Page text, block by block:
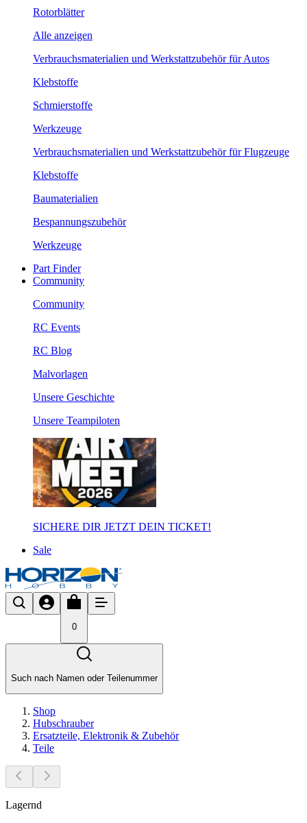
Rotorblätter
Alle anzeigen
Verbrauchsmaterialien und Werkstattzubehör für Autos
Klebstoffe
Schmierstoffe
Werkzeuge
Verbrauchsmaterialien und Werkstattzubehör für Flugzeuge
Klebstoffe
Baumaterialien
Bespannungszubehör
Werkzeuge
Part Finder
Community
Community
RC Events
RC Blog
Malvorlagen
Unsere Geschichte
Unsere Teampiloten
SICHERE DIR JETZT DEIN TICKET!
Sale
0
Such nach Namen oder Teilenummer
Shop
Hubschrauber
Ersatzteile, Elektronik & Zubehör
Teile
Lagernd